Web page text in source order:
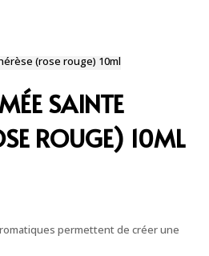
SAINTE
ROUGE) 10ML
permettent de créer une